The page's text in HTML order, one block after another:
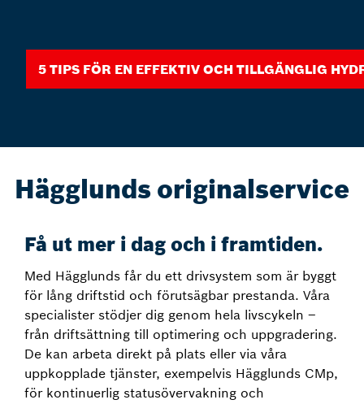
5 tips för en effektiv och tillgänglig
Hägglunds originalservice
Få ut mer i dag och i framtiden.
Med Hägglunds får du ett drivsystem som är byggt
för lång driftstid och förutsägbar prestanda. Våra
specialister stödjer dig genom hela livscykeln –
från driftsättning till optimering och uppgradering.
De kan arbeta direkt på plats eller via våra
uppkopplade tjänster, exempelvis Hägglunds CMp,
för kontinuerlig statusövervakning och